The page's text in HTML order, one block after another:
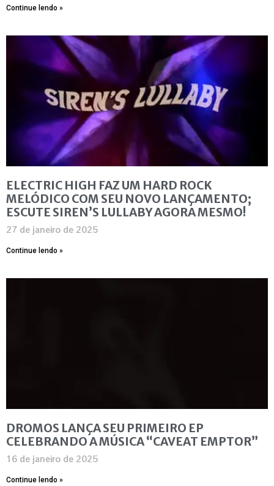
Continue lendo »
ELECTRIC HIGH FAZ UM HARD ROCK
MELÓDICO COM SEU NOVO LANÇAMENTO;
ESCUTE SIREN’S LULLABY AGORA MESMO!
27 de janeiro de 2025
Continue lendo »
DROMOS LANÇA SEU PRIMEIRO EP
CELEBRANDO A MÚSICA “CAVEAT EMPTOR”
16 de janeiro de 2025
Continue lendo »